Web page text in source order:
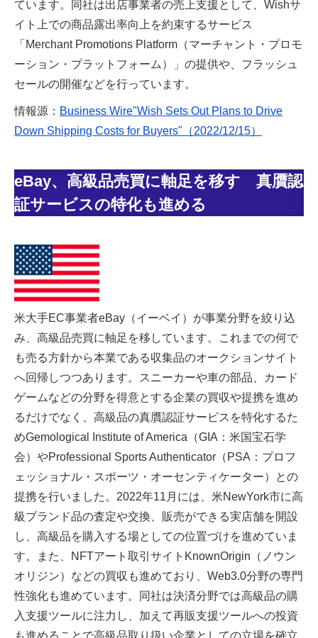
ています。同社は出店事業者の売上支援として、Wishサ
イト上での商品露出率向上を約束するサービス
「Merchant Promotions Platform（マーチャント・プロモ
ーション・プラットフォーム）」の提供や、フラッシュ
セールの開催などを行っています。
情報源： Business Wire"Wish Sets Out Plans to Drive
Down Shipping Costs for Buyers"（2022/12/15）
eBay、高級品売買に軸足を移す 真贋認
証サービスの特化も進める
米大手EC事業者eBay（イーベイ）が事業分野を絞り込
み、高級品売買に軸足を移しています。これまでの何で
も売る方針から本業である収集品のオークションサイト
へ回帰しつつあります。スニーカーや車の部品、カード
ゲームなどの分野を得意とする企業の買収や提携を進め
るだけでなく、高級品の真贋認証サービスを特化するた
めGemological Institute of America（GIA：米国宝石学
会）やProfessional Sports Authenticator（PSA：プロフ
ェッショナル・スポーツ・オーセンティケーター）との
提携を行いました。2022年11月には、米NewYork市に高
級ブランド品の査定や交換、販売ができる実店舗を開設
し、高級品を購入する場としての位置づけを進めていま
す。また、NFTアート取引サイトKnownOrigin（ノウン
オリジン）などの買収も進めており、Web3.0分野の専門
性強化も進めています。同社は決済分野では高級品の購
入支援ツールに注力し、加えて再販支援ツールへの投資